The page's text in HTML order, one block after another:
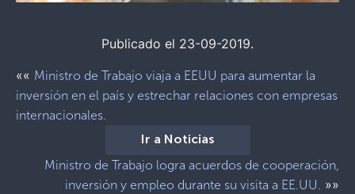
Publicado el 23-09-2019.
«« Ministro de Trabajo viaja a EEUU para aumentar la
inversión en el país y estrechar relaciones con empresas
internacionales.
Ir a Noticias
Ministro de Trabajo logra acuerdos de cooperación,
inversión y empleo durante su visita a EE.UU. »»